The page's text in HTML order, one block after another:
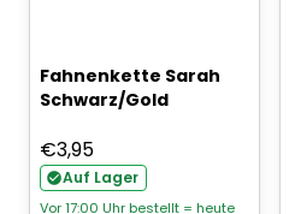
Fahnenkette Sarah
Schwarz/Gold
€3,95
Auf Lager
Vor 17:00 Uhr bestellt = heute